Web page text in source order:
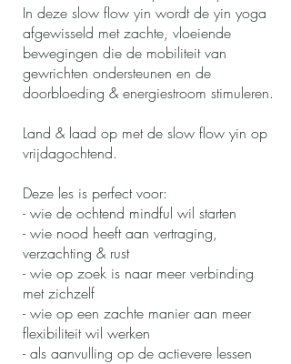
In deze slow flow yin wordt de yin yoga
afgewisseld met zachte, vloeiende
bewegingen die de mobiliteit van
gewrichten ondersteunen en de
doorbloeding & energiestroom stimuleren.
Land & laad op met de slow flow yin op
vrijdagochtend.
Deze les is perfect voor:
- wie de ochtend mindful wil starten
- wie nood heeft aan vertraging,
verzachting & rust
- wie op zoek is naar meer verbinding
met zichzelf
- wie op een zachte manier aan meer
flexibiliteit wil werken
- als aanvulling op de actievere lessen